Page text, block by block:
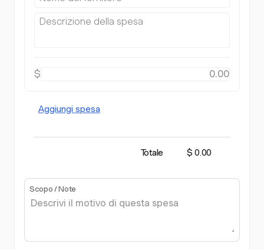
$
Aggiungi spesa
Totale $ 0.00
Scopo / Note